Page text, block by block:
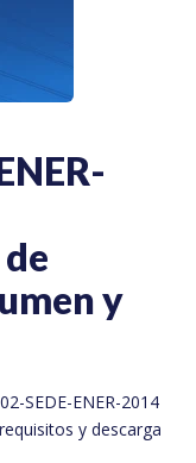
y
SEDE-ENER-2014
y descarga